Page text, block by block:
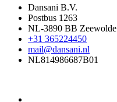
Dansani B.V.
Postbus 1263
NL-3890 BB Zeewolde
+31 365224450
mail@dansani.nl
NL814986687B01